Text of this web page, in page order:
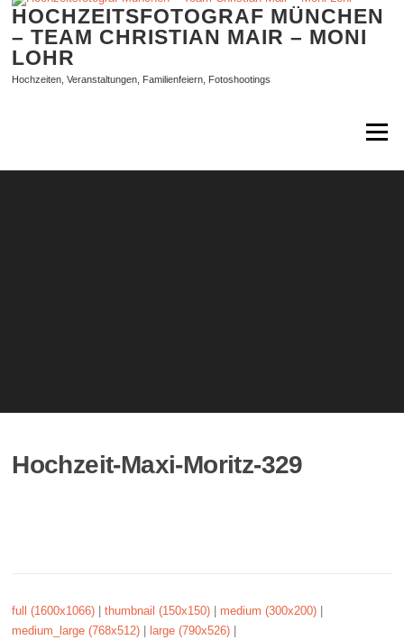
Zum
springen
HOCHZEITSFOTOGRAF MÜNCHEN
– TEAM CHRISTIAN MAIR – MONI
LOHR
Hochzeiten, Veranstaltungen, Familienfeiern, Fotoshootings
Menü
Hochzeit-Maxi-Moritz-329
full (1600x1066) |thumbnail (150x150) medium (300x200)
medium_large (768x512)
large (790x526)